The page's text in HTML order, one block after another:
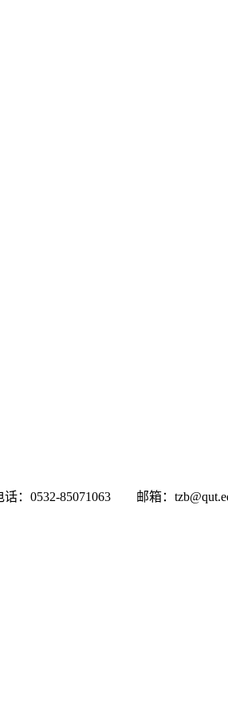
0532-85071063 邮箱：